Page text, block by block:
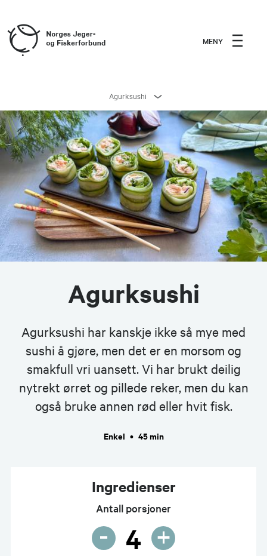
MENY
Agurksushi
Agurksushi
Agurksushi har kanskje ikke så mye med
sushi å gjøre, men det er en morsom og
smakfull vri uansett. Vi har brukt deilig
nytrekt ørret og pillede reker, men du kan
også bruke annen rød eller hvit fisk.
Enkel • 45 min
Ingredienser
Antall porsjoner
- 4 +